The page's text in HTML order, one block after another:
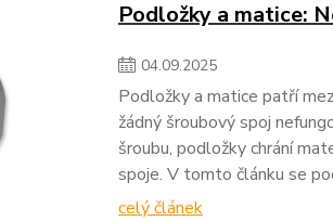
Podložky a matice:
04.09.2025
Podložky a matice patří
žádný šroubový spoj
šroubu, podložky chrání
spoje. V tomto článku se
celý článek